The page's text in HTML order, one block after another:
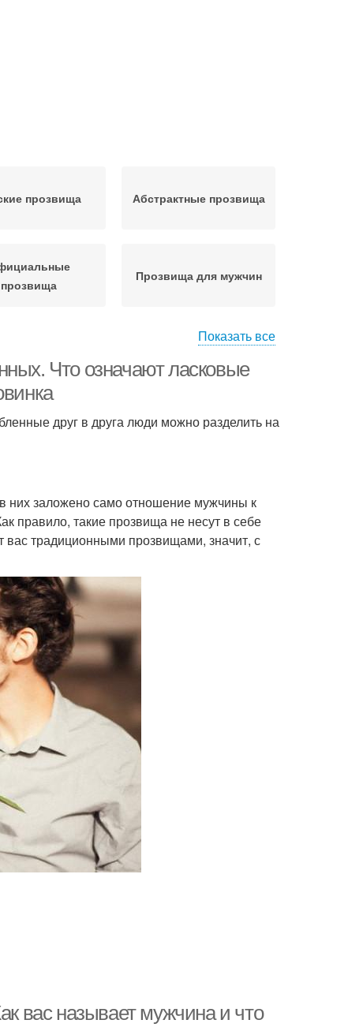
прозвища Абстрактные прозвища
прозвища
Прозвища для мужчин
Показать все
Что означают ласковые
друг в друга люди можно разделить на
них заложено само отношение мужчины к
правило, такие прозвища не несут в себе
вас традиционными прозвищами, значит, с
вас называет мужчина и что